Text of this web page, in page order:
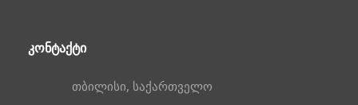
ᲙᲝᲜᲢᲐᲥᲢᲘ
თბილისი, საქართველო